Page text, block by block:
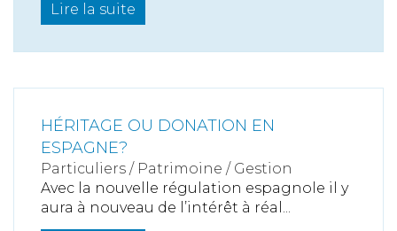
Lire la suite
HÉRITAGE OU DONATION EN
ESPAGNE?
Particuliers / Patrimoine / Gestion
Avec la nouvelle régulation espagnole il y
aura à nouveau de l’intérêt à réal...